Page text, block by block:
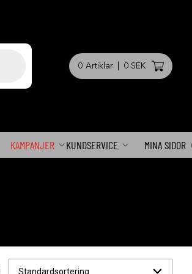
0 Artiklar 0 SEK
KAMPANJER KUNDSERVICE MINA SIDOR